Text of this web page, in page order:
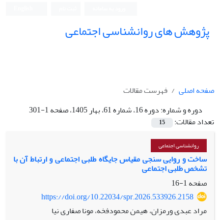
پژوهش های روانشناسی اجتماعی
صفحه اصلی
فهرست مقالات
دوره و شماره:دوره 16، شماره 61، بهار 1405، صفحه 1-301
تعداد مقالات:
15
روانشناسی اجتماعی
ساخت و روایی سنجی مقیاس جایگاه طلبی اجتماعی و ارتباط آن با
تشخص طلبی اجتماعی
صفحه1-16
https://doi.org/10.22034/spr.2026.533926.2158
مراد عبدی ورمزان، هیمن محمودفخه، مونا صفاری نیا